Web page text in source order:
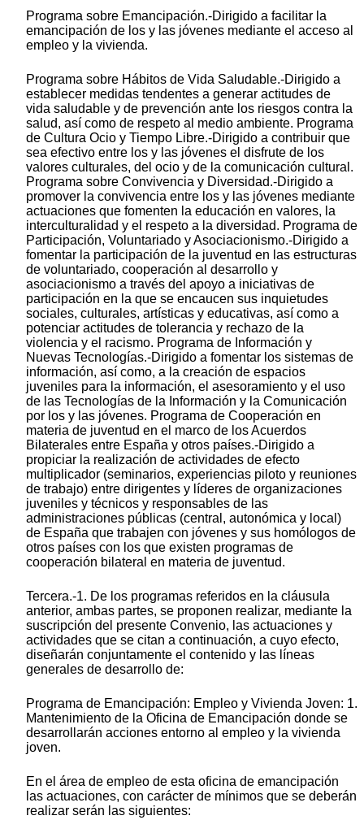
Programa sobre Emancipación.-Dirigido a facilitar la
emancipación de los y las jóvenes mediante el acceso al
empleo y la vivienda.
Programa sobre Hábitos de Vida Saludable.-Dirigido a
establecer medidas tendentes a generar actitudes de
vida saludable y de prevención ante los riesgos contra la
salud, así como de respeto al medio ambiente. Programa
de Cultura Ocio y Tiempo Libre.-Dirigido a contribuir que
sea efectivo entre los y las jóvenes el disfrute de los
valores culturales, del ocio y de la comunicación cultural.
Programa sobre Convivencia y Diversidad.-Dirigido a
promover la convivencia entre los y las jóvenes mediante
actuaciones que fomenten la educación en valores, la
interculturalidad y el respeto a la diversidad. Programa de
Participación, Voluntariado y Asociacionismo.-Dirigido a
fomentar la participación de la juventud en las estructuras
de voluntariado, cooperación al desarrollo y
asociacionismo a través del apoyo a iniciativas de
participación en la que se encaucen sus inquietudes
sociales, culturales, artísticas y educativas, así como a
potenciar actitudes de tolerancia y rechazo de la
violencia y el racismo. Programa de Información y
Nuevas Tecnologías.-Dirigido a fomentar los sistemas de
información, así como, a la creación de espacios
juveniles para la información, el asesoramiento y el uso
de las Tecnologías de la Información y la Comunicación
por los y las jóvenes. Programa de Cooperación en
materia de juventud en el marco de los Acuerdos
Bilaterales entre España y otros países.-Dirigido a
propiciar la realización de actividades de efecto
multiplicador (seminarios, experiencias piloto y reuniones
de trabajo) entre dirigentes y líderes de organizaciones
juveniles y técnicos y responsables de las
administraciones públicas (central, autonómica y local)
de España que trabajen con jóvenes y sus homólogos de
otros países con los que existen programas de
cooperación bilateral en materia de juventud.
Tercera.-1. De los programas referidos en la cláusula
anterior, ambas partes, se proponen realizar, mediante la
suscripción del presente Convenio, las actuaciones y
actividades que se citan a continuación, a cuyo efecto,
diseñarán conjuntamente el contenido y las líneas
generales de desarrollo de:
Programa de Emancipación: Empleo y Vivienda Joven: 1.
Mantenimiento de la Oficina de Emancipación donde se
desarrollarán acciones entorno al empleo y la vivienda
joven.
En el área de empleo de esta oficina de emancipación
las actuaciones, con carácter de mínimos que se deberán
realizar serán las siguientes: